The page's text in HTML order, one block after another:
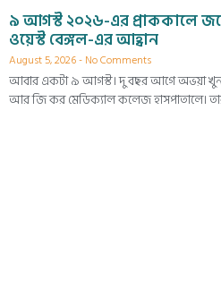
৯ আগস্ট ২০২৬-এর প্রাককালে
ওয়েস্ট বেঙ্গল-এর আহ্বান
August 5, 2026 No Comments
আবার একটা ৯ আগস্ট। দু বছর আগে অভয়া খুন
আর জি কর মেডিক্যাল কলেজ হাসপাতালে।